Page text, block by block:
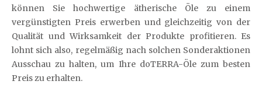
können Sie hochwertige ätherische Öle zu einem
vergünstigten Preis erwerben und gleichzeitig von der
Qualität und Wirksamkeit der Produkte profitieren. Es
lohnt sich also, regelmäßig nach solchen Sonderaktionen
Ausschau zu halten, um Ihre doTERRA-Öle zum besten
Preis zu erhalten.